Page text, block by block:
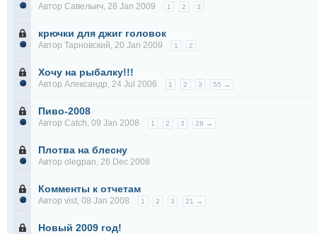
Автор Савельич, 28 Jan 2009 1 2 3
крючки для джиг головок
Автор Тарновский, 20 Jan 2009 1 2
Хочу на рыбалку!!!
Автор Александр, 24 Jul 2006 1 2 3 55 →
Пиво-2008
Автор Catch, 09 Jan 2008 1 2 3 28 →
Плотва на блесну
Автор olegpan, 26 Dec 2008
Комменты к отчетам
Автор vist, 08 Jan 2008 1 2 3 21 →
Новый 2009 год!